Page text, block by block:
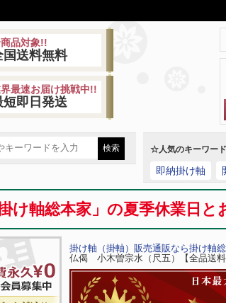
品対象!!
国送料無料
最速お届け挑戦中!!
短即日発送
☆人気のキーワード
即納掛け軸
掛け軸総本家」の夏季休業日
掛け軸（掛軸）販売通販なら掛け軸
仏偈 小木曽宗水（尺五）【全品送